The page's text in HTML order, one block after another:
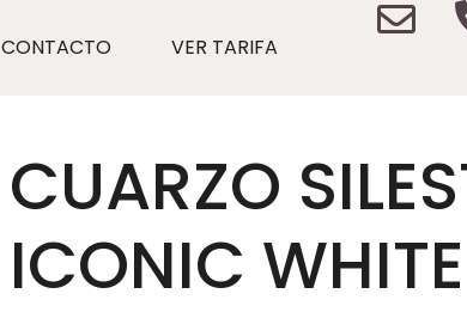
CONTACTO VER TARIFA
CUARZO
ICONIC WHITE